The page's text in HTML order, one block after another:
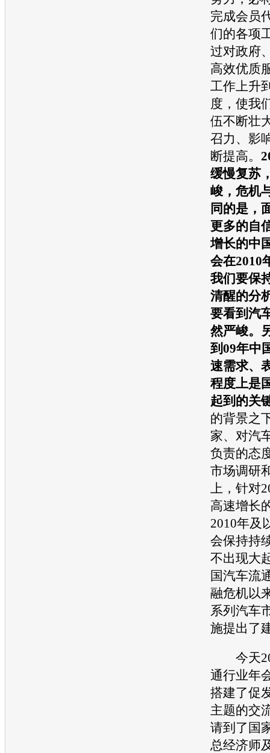
完成会员
们的各项
过对政府
高效优质
工作上升
度，使我
伍不断壮
召力、影
断提高。
缓慢复苏
峻，危机
同的是，
更多的自
增长的中
会在2010
我们要保
清醒的分
要看到 汽
然严峻。
到09年中
速需求、
程度上是
起到的关
的背景之
家、对汽
负责的态
市场调研
上，针对
高速增长
2010年及
会保持持
不出现大
国汽车流
融危机以
系列 汽车
施提出了
今天
通行业年
搭建了促
主题的交
请到了国
总经济师